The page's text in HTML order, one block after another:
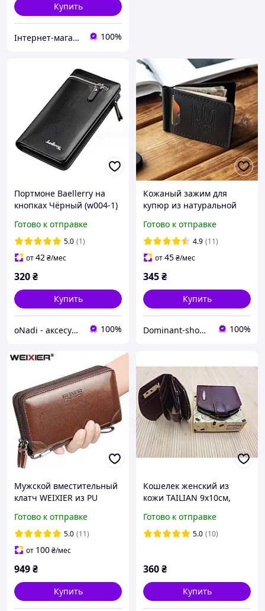
Купить
Інтернет-магазин "Allana" 100%
Портмоне Baellerry на
кнопках Чёрный (w004-1)
Готово к отправке
5.0 (1)
от42₴/мес
320₴
Купить
oNadi - аксесуари, прикраси та косметика 100%
Кожаный зажим для
купюр из натуральной
черный с гербом
Украины. Прищепка для
денег
Готово к отправке
4.9 (11)
от45₴/мес
345₴
Купить
Dominant-shop.com.ua 100%
Мужской вместительный
клатч WEIXIER из PU
кошелек портмоне из
кожи Коричневый
Готово к отправке
5.0 (11)
от 100₴/мес
949₴
Купить
Кошелек женский из
кожи TAILIAN 9х10см,
монетницей на защелке
Готово к отправке
5.0 (10)
360₴
Купить